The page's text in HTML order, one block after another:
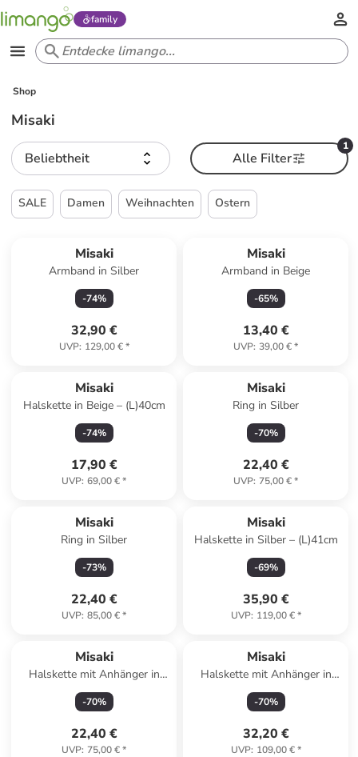
family
Shop
Misaki
Beliebtheit
1
Alle Filter
SALE Damen Weihnachten Ostern
Misaki
Armband in Silber
-74%
32,90 €
UVP: 129,00 €*
Misaki
Armband in Beige
-65%
13,40 €
UVP: 39,00 €*
Misaki
Halskette in Beige – (L)40cm
-74%
17,90 €
UVP: 69,00 €*
Misaki
Ring in Silber
-70%
22,40 €
UVP: 75,00 €*
Misaki
Ring in Silber
-73%
22,40 €
UVP: 85,00 €*
Misaki
Halskette in Silber – (L)41cm
-69%
35,90 €
UVP: 119,00 €*
Misaki
Halskette mit Anhänger in
Silber – (L)47cm
-70%
22,40 €
UVP: 75,00 €*
Misaki
Halskette mit Anhänger in
Silber – (L)47cm
-70%
32,20 €
UVP: 109,00 €*